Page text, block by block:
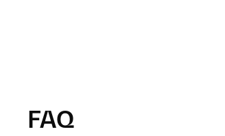
FAQ